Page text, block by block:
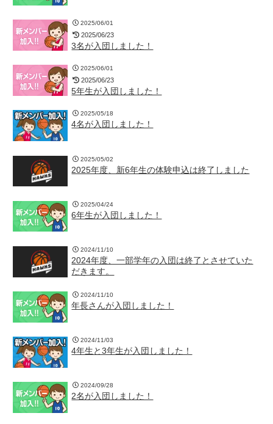
3名が入団しました！
2025/06/01
2025/06/23
5年生が入団しました！
2025/06/01
2025/06/23
4名が入団しました！
2025/05/18
2025年度、新6年生の体験申込は終了しました
2025/05/02
6年生が入団しました！
2025/04/24
2024年度、一部学年の入団は終了とさせていた
だきます。
2024/11/10
年長さんが入団しました！
2024/11/10
4年生と3年生が入団しました！
2024/11/03
2名が入団しました！
2024/09/28